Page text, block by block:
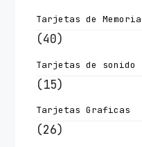
Tarjetas de Memoria
(40)
Tarjetas de sonido
(15)
Tarjetas Graficas
(26)